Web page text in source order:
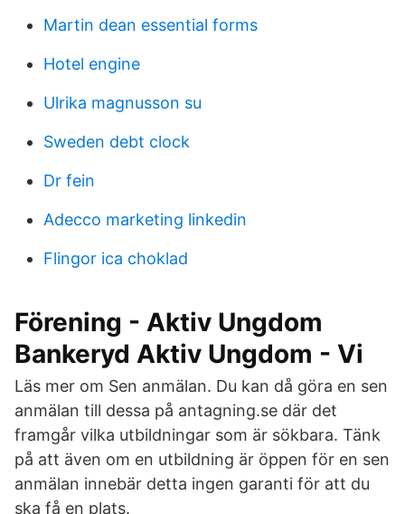
Martin dean essential forms
Hotel engine
Ulrika magnusson su
Sweden debt clock
Dr fein
Adecco marketing linkedin
Flingor ica choklad
Förening - Aktiv Ungdom
Bankeryd Aktiv Ungdom - Vi
Läs mer om Sen anmälan. Du kan då göra en sen
anmälan till dessa på antagning.se där det
framgår vilka utbildningar som är sökbara. Tänk
på att även om en utbildning är öppen för en sen
anmälan innebär detta ingen garanti för att du
ska få en plats.